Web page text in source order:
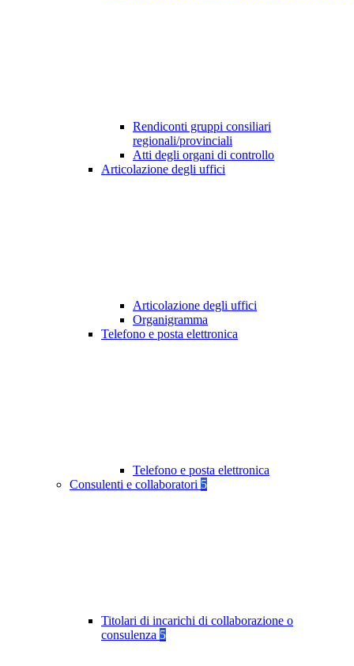
Rendiconti gruppi consiliari
regionali/provinciali
Atti degli organi di controllo
Articolazione degli uffici
Articolazione degli uffici
Organigramma
Telefono e posta elettronica
Telefono e posta elettronica
Consulenti e collaboratori 5
Titolari di incarichi di collaborazione o
consulenza 5